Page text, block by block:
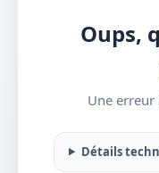
Oups,
Une erreur
Détails